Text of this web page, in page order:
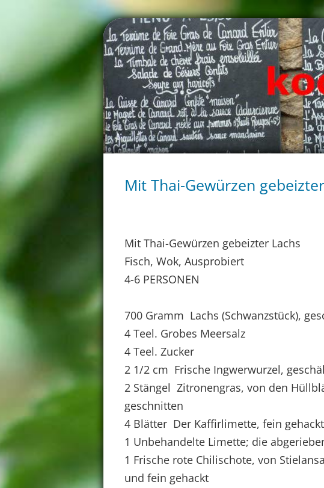
Mit Thai-Gewürzen
Mit Thai-Gewürzen gebeizter Lachs
Fisch, Wok, Ausprobiert
4-6 PERSONEN
700 Gramm Lachs (Schwanzstück),
4 Teel. Grobes Meersalz
4 Teel. Zucker
2 1/2 cm Frische Ingwerwurzel,
2 Stängel Zitronengras, von den
geschnitten
4 Blätter Der Kaffirlimette, fein gehackt
1 Unbehandelte Limette; die
1 Frische rote Chilischote, von
und fein gehackt